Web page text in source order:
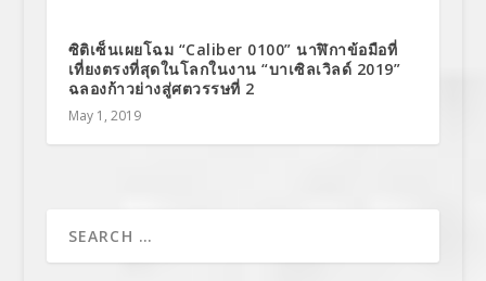
ซิติเซ็นเผยโฉม “Caliber 0100” นาฬิกาข้อมือที่
เที่ยงตรงที่สุดในโลกในงาน “บาเซิลเวิลด์ 2019”
ฉลองก้าวย่างสู่ศตวรรษที่ 2
May 1, 2019